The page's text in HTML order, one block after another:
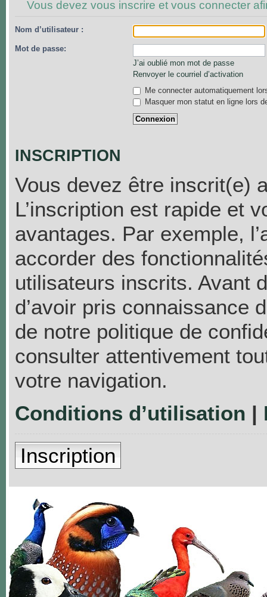
Vous devez vous inscrire et vous connecter
Nom d’utilisateur :
Mot de passe:
J’ai oublié mon mot de passe
Renvoyer le courriel d’activation
Me connecter automatiquement
Masquer mon statut en ligne lors
INSCRIPTION
Vous devez être inscrit(e)
L’inscription est rapide et
avantages. Par exemple,
accorder des
utilisateurs inscrits. Avant
d’avoir pris connaissance
de notre politique de
consulter attentivement
votre navigation.
Conditions d’utilisation |
Inscription